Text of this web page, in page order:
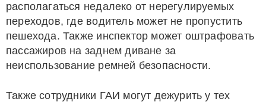
располагаться недалеко от нерегулируемых
переходов, где водитель может не пропустить
пешехода. Также инспектор может оштрафовать
пассажиров на заднем диване за
неиспользование ремней безопасности.
Также сотрудники ГАИ могут дежурить у тех